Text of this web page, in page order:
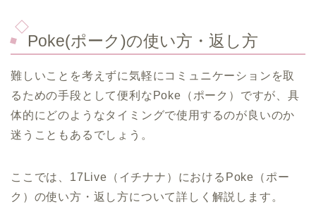
Poke(ポーク)の使い方・返し方
難しいことを考えずに気軽にコミュニケーションを取
るための手段として便利なPoke（ポーク）ですが、具
体的にどのようなタイミングで使用するのが良いのか
迷うこともあるでしょう。
ここでは、17Live（イチナナ）におけるPoke（ポー
ク）の使い方・返し方について詳しく解説します。